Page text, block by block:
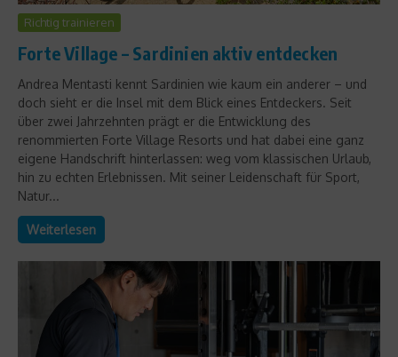
Richtig trainieren
Forte Village – Sardinien aktiv entdecken
Andrea Mentasti kennt Sardinien wie kaum ein anderer – und
doch sieht er die Insel mit dem Blick eines Entdeckers. Seit
über zwei Jahrzehnten prägt er die Entwicklung des
renommierten Forte Village Resorts und hat dabei eine ganz
eigene Handschrift hinterlassen: weg vom klassischen Urlaub,
hin zu echten Erlebnissen. Mit seiner Leidenschaft für Sport,
Natur...
Weiterlesen